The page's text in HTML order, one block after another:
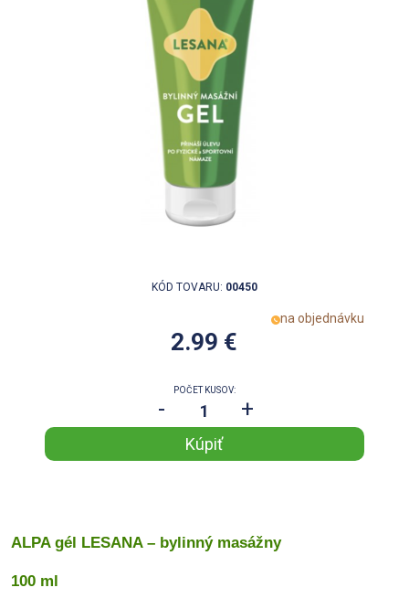
KÓD TOVARU: 00450
na objednávku
2.99 €
POČET KUSOV:
- +
ALPA gél LESANA – bylinný masážny
100 ml